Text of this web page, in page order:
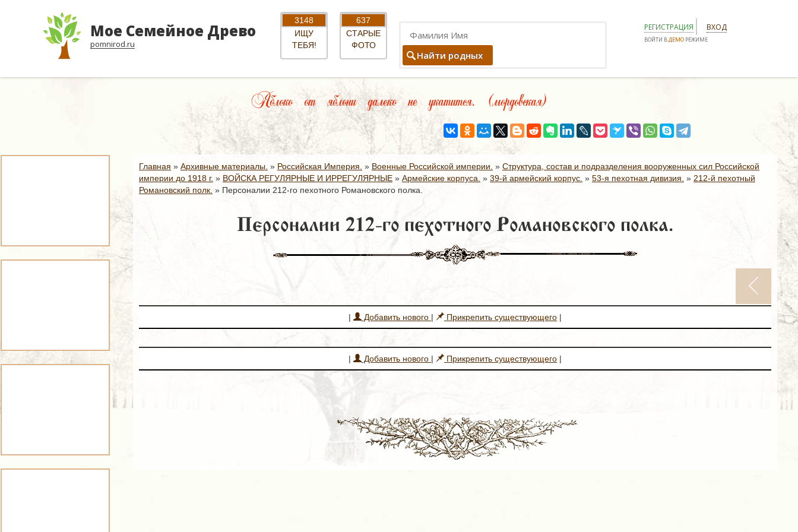
Мое Семейное Древо
pomnirod.ru
3148
ИЩУ
ТЕБЯ!
637
СТАРЫЕ
ФОТО
Найти родных
РЕГИСТРАЦИЯ ВХОД
ВОЙТИ ВДЕМО РЕЖИМЕ
Яблоко от яблони далеко не укатится. (мордовская)
Главная » Архивные материалы. » Российская Империя. » Военные Российской империи. » Структура, состав и подразделения вооруженных сил Российской
империи до 1918 г. » ВОЙСКА РЕГУЛЯРНЫЕ И ИРРЕГУЛЯРНЫЕ » Армейские корпуса. » 39-й армейский корпус. » 53-я пехотная дивизия. » 212-й пехотный
Романовский полк. » Персоналии 212-го пехотного Романовского полка.
Персоналии 212-го пехотного Романовского полка.
| Добавить нового | Прикрепить существующего |
| Добавить нового | Прикрепить существующего |